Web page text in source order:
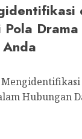
Hubungan